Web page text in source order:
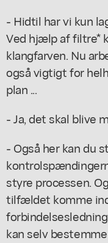
- Hidtil har vi kun
Ved hjælp af filtre*
klangfarven. Nu
også vigtigt for
plan ...
- Ja, det skal blive
- Også her kan du
styre processen.
tilfældet komme
kan selv